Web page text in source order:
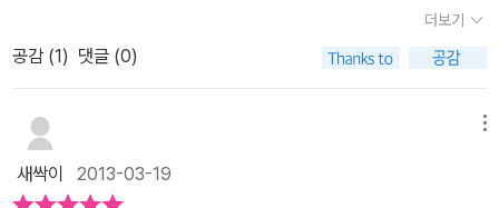
감정에 책임을 갖고, 우리 학생들과 내 자녀에게 하는 말과 행동에 교
육적 가치를 심어주는데 또 최선을 다해야겠다. 바램일뿐이지만... 넘
는 것, 교사를 경험하는 것, 분위기가 교육적인 것, 희망으로 사는 것,
어린이의 용서로 나누어 사회적 딜레마 사례를 통한 가르침에 대한
방법과 함께 물음을 주고 있으면서 내용을 표현하자면 잔잔한 호수에
띄운 배위에서 들려주는 이야기 같은 분위기가 단숨에 읽고 다시 한
쇠구멍으로 나무 조각을 끼워 넣고 있는 두 남학생이 있다. 마침 학교
더보기
공감 (1) 댓글 (0)
새싹이 2013-03-19